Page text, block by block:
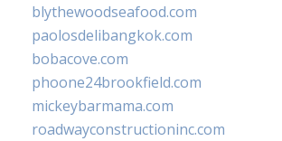
blythewoodseafood.com
paolosdelibangkok.com
bobacove.com
phoone24brookfield.com
mickeybarmama.com
roadwayconstructioninc.com